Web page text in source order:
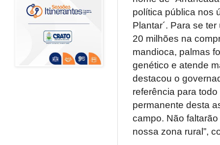
política pública nos
Plantar´. Para se
20 milhões na
mandioca, palmas
genético e atende
destacou o
referência para
permanente desta
campo. Não
nossa zona rural”,